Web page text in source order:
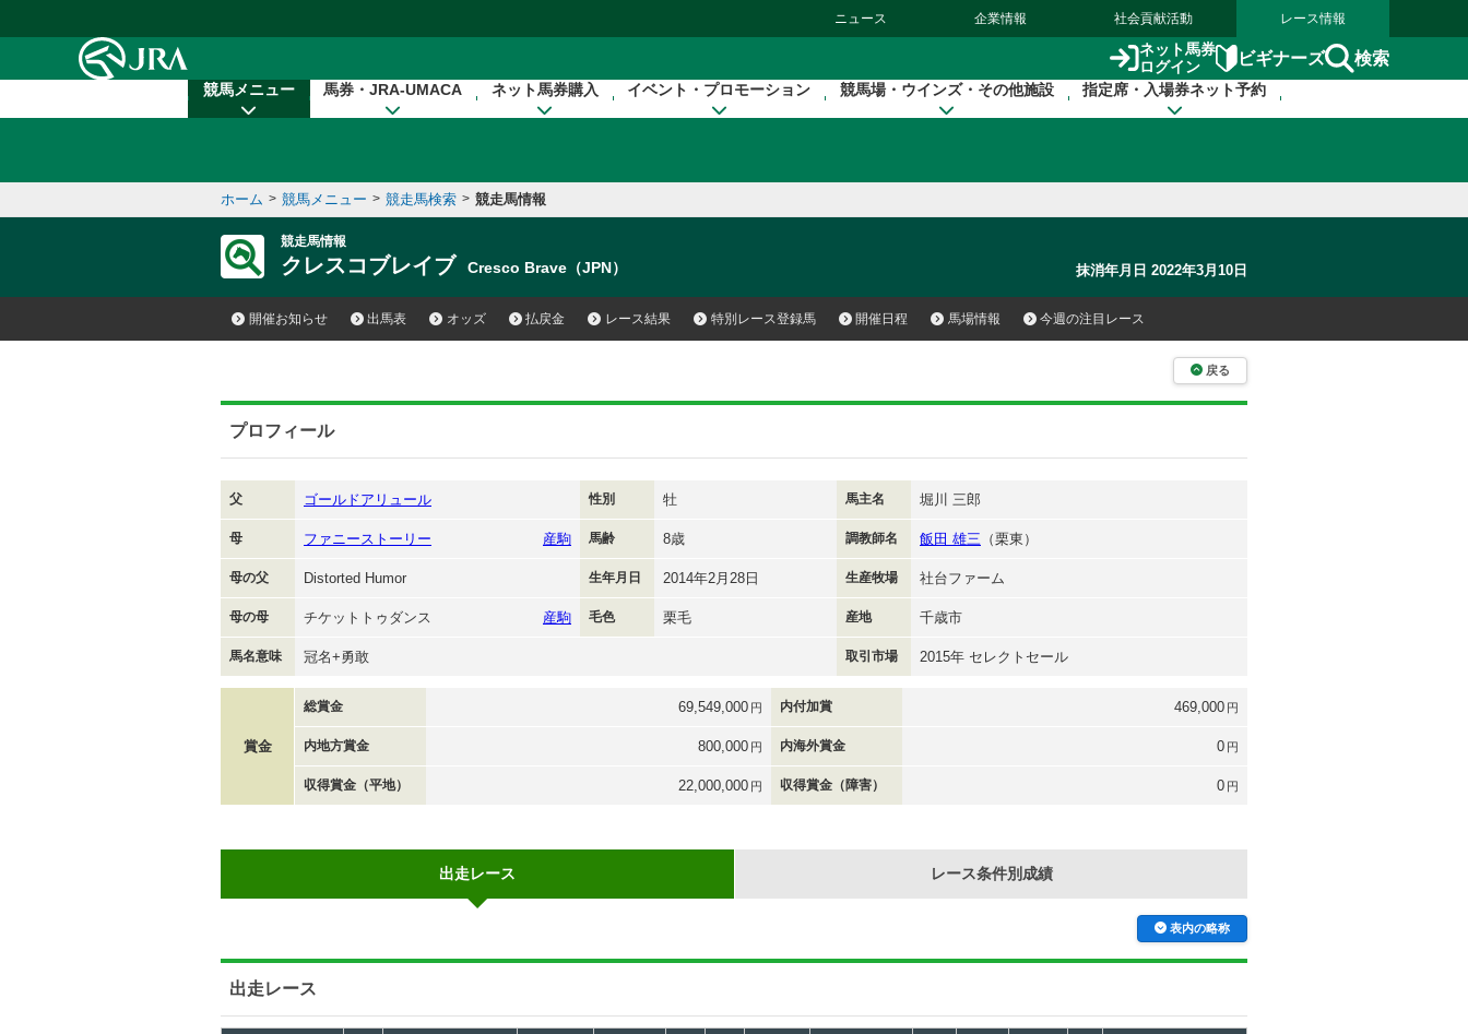
ニュース 企業情報 社会貢献活動 レース情報
ネット馬券
ログイン
ビギナーズ 検索
競馬メニュー 馬券・JRA-UMACA ネット馬券購入 イベント・プロモーション 競馬場・ウインズ・その他施設 指定席・入場券ネット予約
ホーム > 競馬メニュー > 競走馬検索 > 競走馬情報
競走馬情報
クレスコブレイブ Cresco Brave（JPN） 抹消年月日 2022年3月10日
開催お知らせ 出馬表 オッズ 払戻金 レース結果 特別レース登録馬 開催日程 馬場情報 今週の注目レース
戻る
プロフィール
父 ゴールドアリュール 性別 牡 馬主名 堀川 三郎
母 ファニーストーリー 産駒 馬齢 8歳 調教師名 飯田 雄三 （栗東）
母の父 Distorted Humor 生年月日 2014年2月28日 生産牧場 社台ファーム
母の母 チケットトゥダンス 産駒 毛色 栗毛 産地 千歳市
馬名意味 冠名+勇敢 取引市場 2015年 セレクトセール
賞金
総賞金 69,549,000 円 内付加賞 469,000 円
内地方賞金 800,000 円 内海外賞金 0 円
収得賞金（平地） 22,000,000 円 収得賞金（障害） 0 円
出走レース レース条件別成績
表内の略称
出走レース